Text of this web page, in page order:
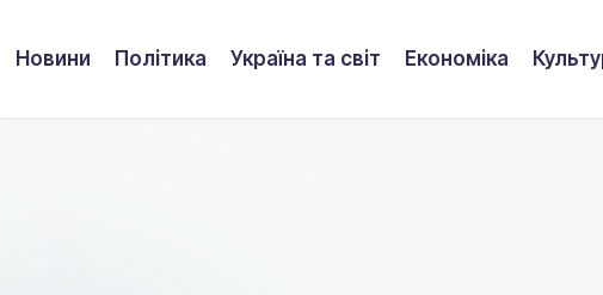
Новини Політика Україна та світ Економіка